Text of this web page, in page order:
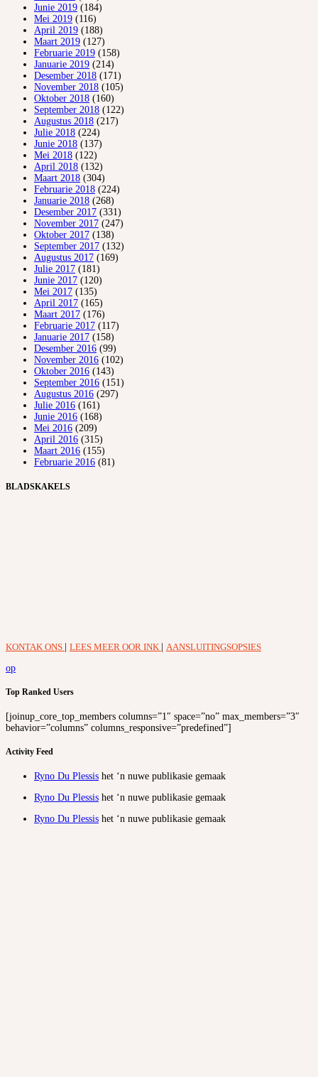
Junie 2019 (184)
Mei 2019 (116)
April 2019 (188)
Maart 2019 (127)
Februarie 2019 (158)
Januarie 2019 (214)
Desember 2018 (171)
November 2018 (105)
Oktober 2018 (160)
September 2018 (122)
Augustus 2018 (217)
Julie 2018 (224)
Junie 2018 (137)
Mei 2018 (122)
April 2018 (132)
Maart 2018 (304)
Februarie 2018 (224)
Januarie 2018 (268)
Desember 2017 (331)
November 2017 (247)
Oktober 2017 (138)
September 2017 (132)
Augustus 2017 (169)
Julie 2017 (181)
Junie 2017 (120)
Mei 2017 (135)
April 2017 (165)
Maart 2017 (176)
Februarie 2017 (117)
Januarie 2017 (158)
Desember 2016 (99)
November 2016 (102)
Oktober 2016 (143)
September 2016 (151)
Augustus 2016 (297)
Julie 2016 (161)
Junie 2016 (168)
Mei 2016 (209)
April 2016 (315)
Maart 2016 (155)
Februarie 2016 (81)
BLADSKAKELS
KONTAK ONS LEES MEER OOR INK
AANSLUITINGSOPSIES
op
Top Ranked Users
[joinup_core_top_members columns=”1″ space=”no” max_members=”3″
behavior=”columns” columns_responsive=”predefined”]
Activity Feed
Ryno Du Plessis het ‘n nuwe publikasie gemaak
Ryno Du Plessis het ‘n nuwe publikasie gemaak
Ryno Du Plessis het ‘n nuwe publikasie gemaak